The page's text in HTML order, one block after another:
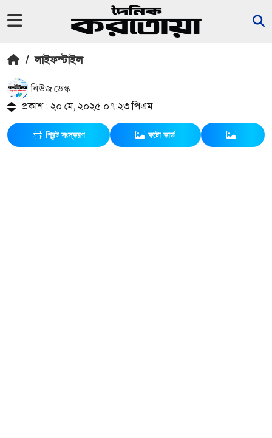
/ লাইফস্টাইল
নিউজ ডেস্ক
প্রকাশ : ২০ মে, ২০২৫ ০৭:২৩ পিএম
প্রিন্ট সংস্করণ ফটো কার্ড